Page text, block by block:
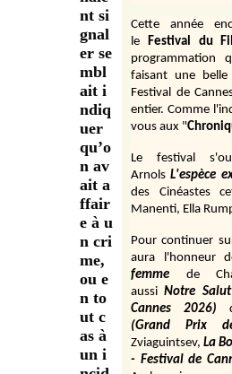
nt si
gnal
er se
mbl
ait i
ndiq
uer
qu’o
n av
ait a
ffair
e à u
n cri
me,
ou e
n to
ut c
as à
un i
Cette année
le Festival du
programmation
faisant une
Festival de
entier. Comme
vous aux "
Le festival
Arnols L'espèce
des Cinéastes
Manenti, Ella
Pour continuer
aura l'honneur
femme
de
aussi Notre
Cannes 2026)
(Grand Prix
Zviaguintsev,La
- Festival de